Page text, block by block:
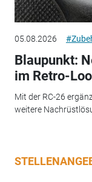
05.08.2026
Blaupunkt:
im Retro-
Mit der RC-26
weitere